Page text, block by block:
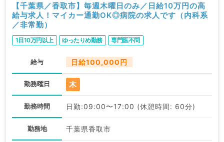
【千葉県／香取市】毎週木曜日のみ／日給10万円の高
給与求人！マイカー通勤OK◎病院の求人です（内科系
／非常勤）
1日10万円以上 ゆったりめ勤務 専門医不問
給与 日給100,000円
勤務曜日 木
勤務時間 日勤:09:00〜17:00 (休憩時間: 60分)
勤務地 千葉県香取市